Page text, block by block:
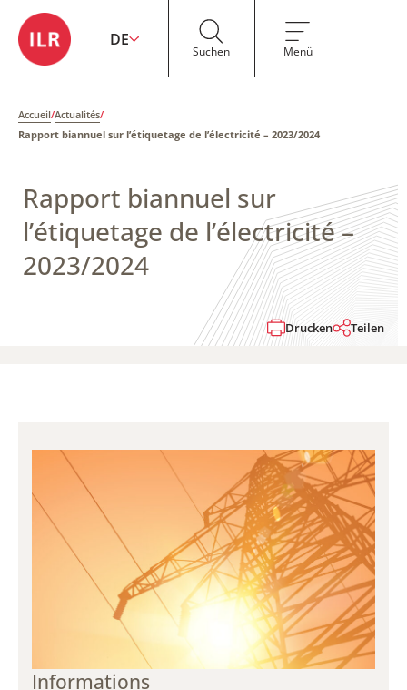
DE
Suchen Menü
Accueil/Actualités/
Rapport biannuel sur l’étiquetage de l’électricité​​ – 2023/2024
Rapport biannuel sur
l’étiquetage de l’électricité​​ –
2023/2024
Drucken Teilen
Informations